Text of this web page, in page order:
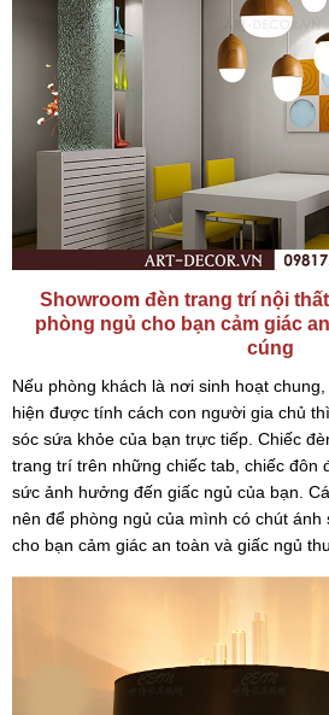
Showroom đèn trang trí nội
phòng ngủ cho bạn cảm giác
cúng
Nếu phòng khách là nơi sinh hoạt
hiện được tính cách con người gia chủ
sóc sứa khỏe của bạn trực tiếp. Chiếc
trang trí trên những chiếc tab, chiếc đôn
sức ảnh hưởng đến giấc ngủ của bạn.
nên để phòng ngủ của mình có chút ánh
cho bạn cảm giác an toàn và giấc ngủ